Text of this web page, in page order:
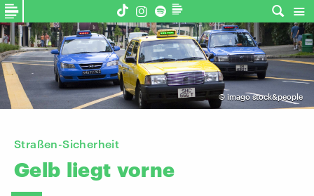
© imago stock&people
Straßen-Sicherheit
Gelb liegt vorne